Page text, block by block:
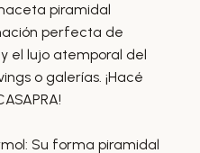
piramidal
perfecta de
el lujo atemporal del
o galerías. ¡Hacé
Su forma piramidal